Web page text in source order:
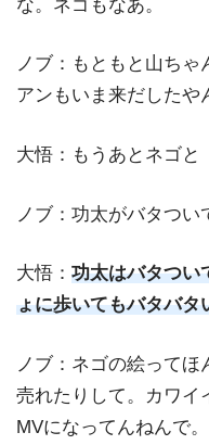
な。ネゴもなあ。
ノブ：もともと山ちゃ
アンもいま来だしたや
大悟：もうあとネゴと
ノブ：功太がバタつい
大悟： 功太はバタつい
ょに歩いてもバタバタ
ノブ：ネゴの絵ってほ
売れたりして。カワイ
MVになってんねんで。